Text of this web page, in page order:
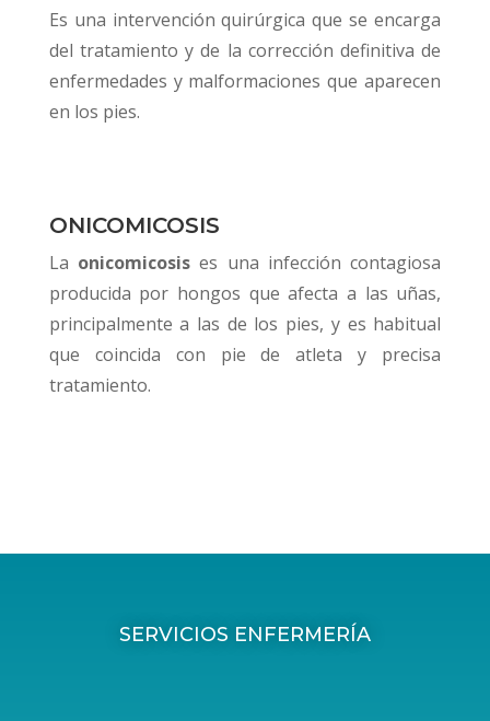
Es una intervención quirúrgica que se encarga
del tratamiento y de la corrección definitiva de
enfermedades y malformaciones que aparecen
en los pies.
ONICOMICOSIS
La onicomicosis es una infección contagiosa
producida por hongos que afecta a las uñas,
principalmente a las de los pies, y es habitual
que coincida con pie de atleta y precisa
tratamiento.
SERVICIOS ENFERMERÍA